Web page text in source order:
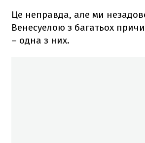
Це неправда, але ми
Венесуелою з багатьох
– одна з них.